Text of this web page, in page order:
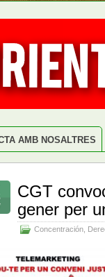
AMB NOSALTRES
CGT
gener per
Concentración